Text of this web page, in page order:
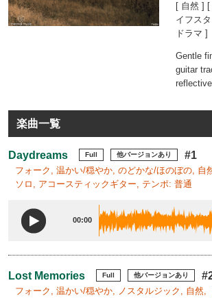
[ 自然 ]
イフス
ドラマ ]
Gentle
guitar
楽曲一覧
Daydreams Full 他バージョンあり #1
フォーク, 温かい/穏やか, のどかな/ほのぼの, 自
ソロ, アコースティックギター, テンポ: 普通
00:00
Lost Memories Full 他バージョンあり
フォーク, 温かい/穏やか, ノスタルジック, 自然,